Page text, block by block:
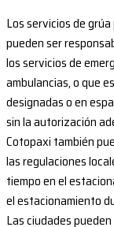
Los servicios de
pueden ser
los servicios de
ambulancias, o que
designadas o en
sin la autorización
Cotopaxi también
las regulaciones
tiempo en el
el estacionamiento
Las ciudades